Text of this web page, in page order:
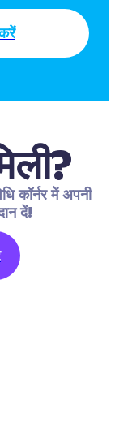
कॉर्नर में अपनी
दें!